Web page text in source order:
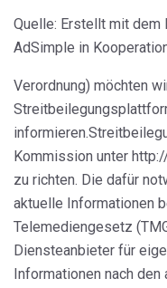
Quelle: Erstellt mit dem
AdSimple in
Verordnung) möchten
Kommission unter
zu richten. Die dafür
aktuelle Informationen
Telemediengesetz
Diensteanbieter für
Informationen nach